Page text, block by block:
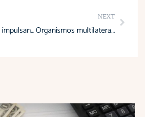
Ventas online impulsan el consumo en diciembre
NEXT
Organismos multilaterales amplían financiamiento a Ecuador al cierre de 2025